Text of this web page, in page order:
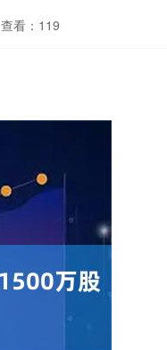
查看：119